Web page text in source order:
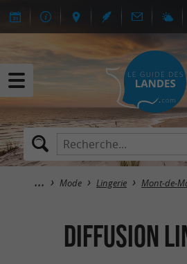
Mode Lingerie Mont-de-
Diffusion